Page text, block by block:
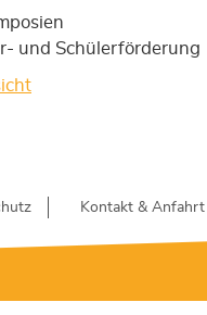
und Schülerförderung
Kontakt & Anfahrt